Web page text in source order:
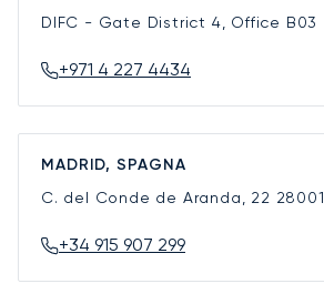
DIFC - Gate District 4, Office B03
+971 4 227 4434
MADRID, SPAGNA
C. del Conde de Aranda, 22 28001
+34 915 907 299